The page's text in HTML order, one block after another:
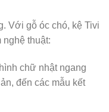
Với gỗ óc chó, kệ Tivi
nghệ thuật:
chữ nhật ngang
đến các mẫu kết